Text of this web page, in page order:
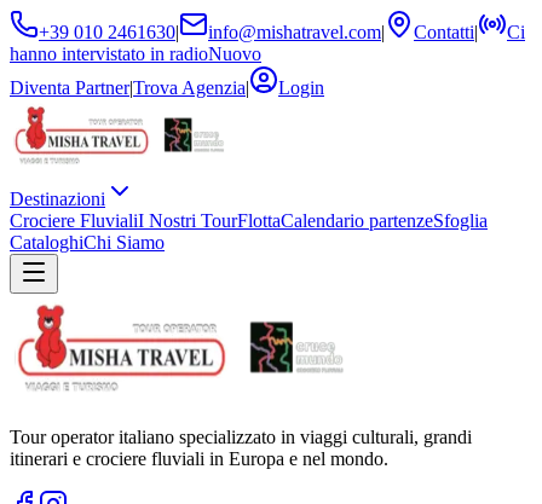
+39 010 2461630| info@mishatravel.com| Contatti|
Ci
hanno intervistato in radioNuovo
Diventa Partner|Trova Agenzia| Login
Destinazioni
Crociere FluvialiI Nostri TourFlottaCalendario partenzeSfoglia
CataloghiChi Siamo
Tour operator italiano specializzato in viaggi culturali, grandi
itinerari e crociere fluviali in Europa e nel mondo.